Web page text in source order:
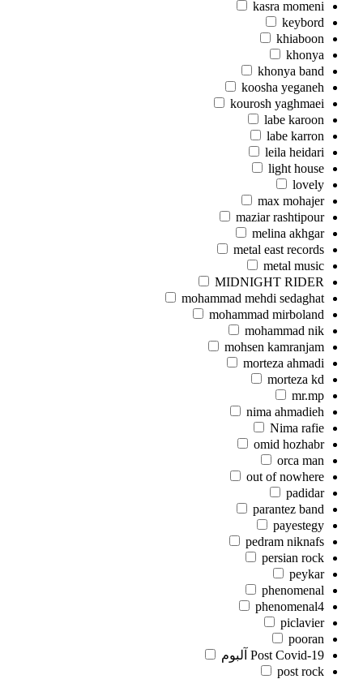
kasra momeni
keybord
khiaboon
khonya
khonya band
koosha yeganeh
kourosh yaghmaei
labe karoon
labe karron
leila heidari
light house
lovely
max mohajer
maziar rashtipour
melina akhgar
metal east records
metal music
MIDNIGHT RIDER
mohammad mehdi sedaghat
mohammad mirboland
mohammad nik
mohsen kamranjam
morteza ahmadi
morteza kd
mr.mp
nima ahmadieh
Nima rafie
omid hozhabr
orca man
out of nowhere
padidar
parantez band
payestegy
pedram niknafs
persian rock
peykar
phenomenal
phenomenal4
piclavier
pooran
Post Covid-19 آلبوم
post rock